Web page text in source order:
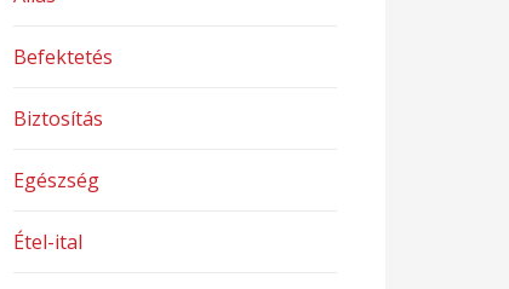
Befektetés
Biztosítás
Egészség
Étel-ital